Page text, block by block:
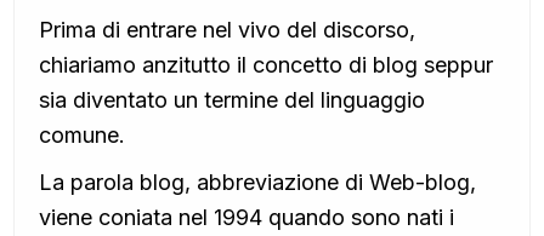
Prima di entrare nel vivo del discorso,
chiariamo anzitutto il concetto di blog seppur
sia diventato un termine del linguaggio
comune.
La parola blog, abbreviazione di Web-blog,
viene coniata nel 1994 quando sono nati i